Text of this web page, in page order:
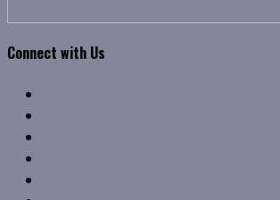
Connect with Us